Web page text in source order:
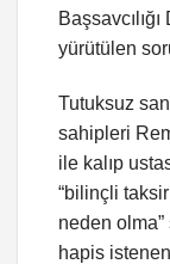
yürütülen
Tutuksuz
sahipleri
ile kalıp
“bilinçli
neden olma”
hapis